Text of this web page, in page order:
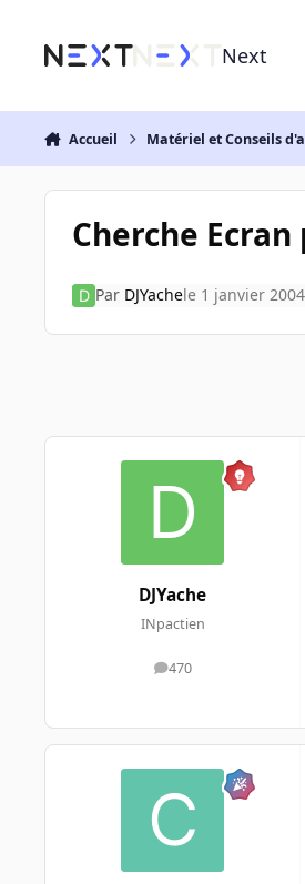
Next
Accueil Matériel et Conseils
Cherche
Par DJYachele 1 janvier 2004
DJYache
INpactien
470
messages